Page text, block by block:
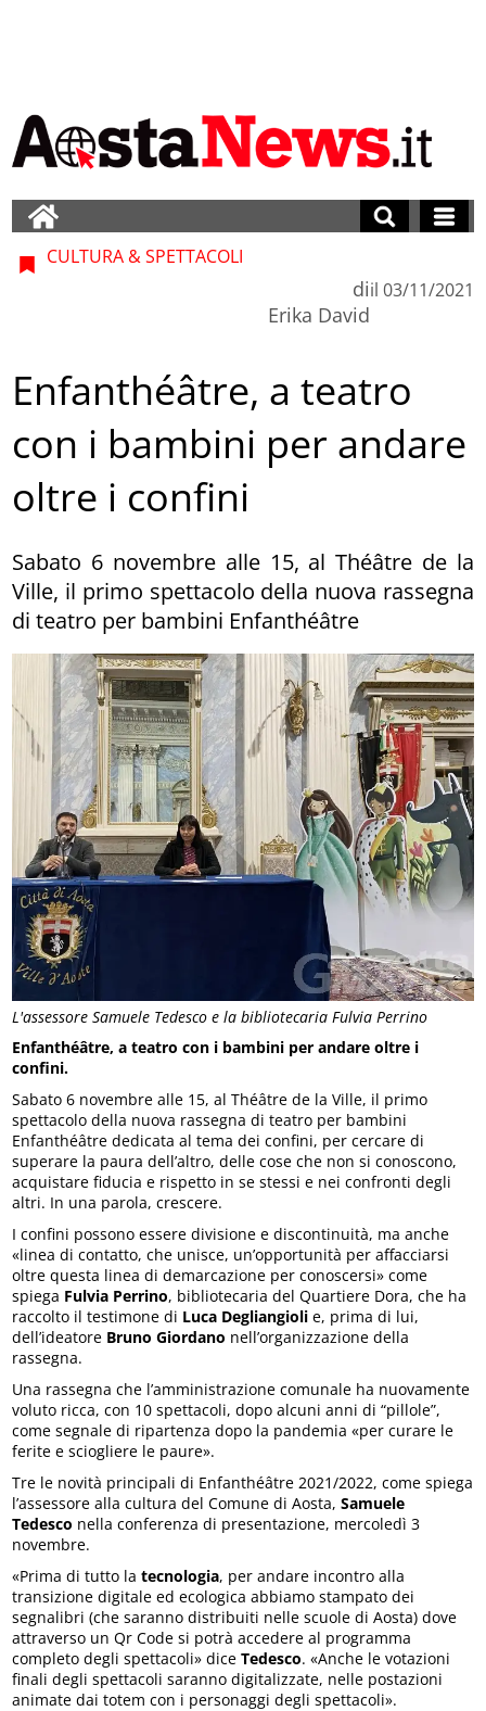
L'assessore Samuele Tedesco e la bibliotecaria Fulvia Perrino
CULTURA & SPETTACOLI
di
Erika David
il 03/11/2021
Enfanthéâtre, a teatro
con i bambini per andare
oltre i confini
Sabato 6 novembre alle 15, al Théâtre de la
Ville, il primo spettacolo della nuova rassegna
di teatro per bambini Enfanthéâtre
Enfanthéâtre, a teatro con i bambini per andare oltre i
confini.
Sabato 6 novembre alle 15, al Théâtre de la Ville, il primo
spettacolo della nuova rassegna di teatro per bambini
Enfanthéâtre dedicata al tema dei confini, per cercare di
superare la paura dell’altro, delle cose che non si conoscono,
acquistare fiducia e rispetto in se stessi e nei confronti degli
altri. In una parola, crescere.
I confini possono essere divisione e discontinuità, ma anche
«linea di contatto, che unisce, un’opportunità per affacciarsi
oltre questa linea di demarcazione per conoscersi» come
spiega Fulvia Perrino, bibliotecaria del Quartiere Dora, che ha
raccolto il testimone di Luca Degliangioli e, prima di lui,
dell’ideatore Bruno Giordano nell’organizzazione della
rassegna.
Una rassegna che l’amministrazione comunale ha nuovamente
voluto ricca, con 10 spettacoli, dopo alcuni anni di “pillole”,
come segnale di ripartenza dopo la pandemia «per curare le
ferite e sciogliere le paure».
Tre le novità principali di Enfanthéâtre 2021/2022, come spiega
l’assessore alla cultura del Comune di Aosta,Samuele
Tedesco nella conferenza di presentazione, mercoledì 3
novembre.
«Prima di tutto latecnologia, per andare incontro alla
transizione digitale ed ecologica abbiamo stampato dei
segnalibri (che saranno distribuiti nelle scuole di Aosta) dove
attraverso un Qr Code si potrà accedere al programma
completo degli spettacoli» diceTedesco. «Anche le votazioni
finali degli spettacoli saranno digitalizzate, nelle postazioni
animate dai totem con i personaggi degli spettacoli».